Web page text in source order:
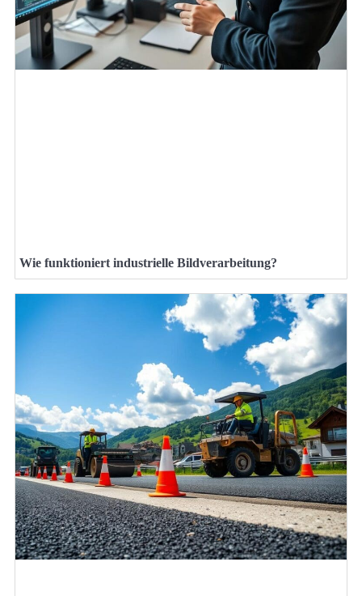
Wie funktioniert industrielle Bildverarbeitung?